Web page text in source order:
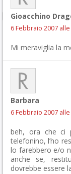
Gioacchino
6 Febbraio 2007 alle
Mi meraviglia la
Barbara
6 Febbraio 2007 alle
beh, ora che ci
telefonino, l’ho
lo farebbero e/o
anche se,
dovrebbe essere